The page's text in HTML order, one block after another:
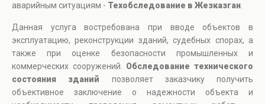
аварийным ситуациям - Техобследование в Жезказган
Данная услуга востребована при вводе объектов в
эксплуатацию, реконструкции зданий, судебных спорах, а
также при оценке безопасности промышленных и
коммерческих сооружений. Обследование технического
состояния зданий позволяет заказчику получить
объективное заключение о надежности объекта и